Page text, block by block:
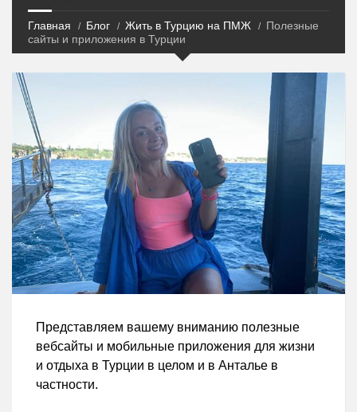
Главная Блог Жить в Турцию на ПМЖ
Полезные
сайты и приложения в Турции
Представляем вашему вниманию полезные
вебсайты и мобильные приложения для жизни
и отдыха в Турции в целом и в Анталье в
частности.